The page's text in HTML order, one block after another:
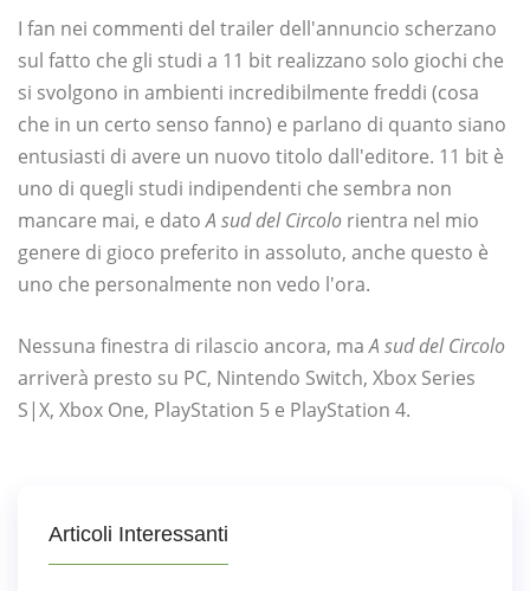
I fan nei commenti del trailer dell'annuncio scherzano
sul fatto che gli studi a 11 bit realizzano solo giochi che
si svolgono in ambienti incredibilmente freddi (cosa
che in un certo senso fanno) e parlano di quanto siano
entusiasti di avere un nuovo titolo dall'editore. 11 bit è
uno di quegli studi indipendenti che sembra non
mancare mai, e datoA sud del Circolo rientra nel mio
genere di gioco preferito in assoluto, anche questo è
uno che personalmente non vedo l'ora.
Nessuna finestra di rilascio ancora, maA sud del Circolo
arriverà presto su PC, Nintendo Switch, Xbox Series
S|X, Xbox One, PlayStation 5 e PlayStation 4.
Articoli Interessanti